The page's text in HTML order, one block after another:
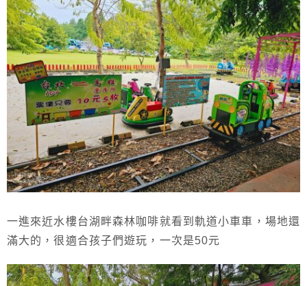
一進來近水樓台湖畔森林咖啡就看到軌道小車車，場地還
滿大的，很適合孩子們遊玩，一次是50元